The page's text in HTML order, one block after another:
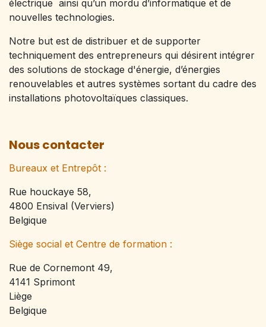
électrique ainsi qu’un mordu d’informatique et de
nouvelles technologies.
Notre but est de distribuer et de supporter
techniquement des entrepreneurs qui désirent intégrer
des solutions de stockage d'énergie, d’énergies
renouvelables et autres systèmes sortant du cadre des
installations photovoltaïques classiques.
Nous contacter
Bureaux et Entrepôt :
Rue houckaye 58,
4800 Ensival (Verviers)
Belgique
Siège social et Centre de formation :
Rue de Cornemont 49,
4141 Sprimont
Liège
Belgique